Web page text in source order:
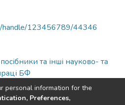
handle/123456789/44346
та інші науково- та
БФ
personal information for the
Preferences,